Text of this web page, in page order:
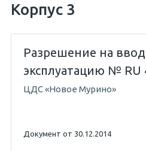
Корпус 3
Разрешение на
эксплуатацию № RU
ЦДС «Новое Мурино»
Документ от 30.12.2014